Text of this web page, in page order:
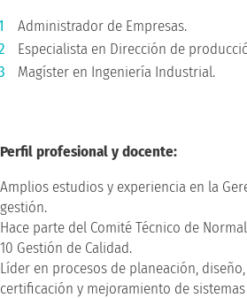
Administrador de Empresas.
Especialista en Dirección de
Magíster en Ingeniería Industrial.
Perfil profesional y docente:
Amplios estudios y experiencia en la
gestión.
Hace parte del Comité Técnico de
10 Gestión de Calidad.
Líder en procesos de planeación,
certificación y mejoramiento de